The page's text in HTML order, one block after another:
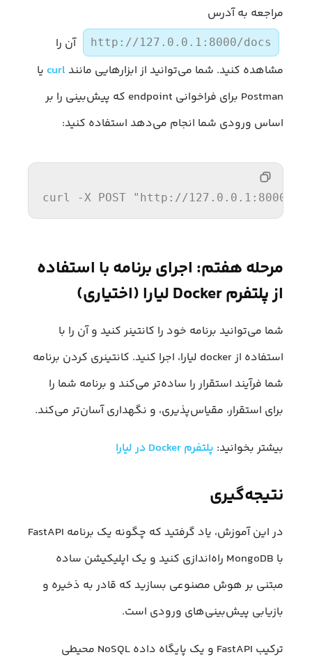
مراجعه به آدرس
http://127.0.0.1:8000/docs
آن را
مشاهده کنید. شما می‌توانید از ابزارهایی مانند curl یا
Postman برای فراخوانی endpoint که پیش‌بینی را بر
اساس ورودی شما انجام می‌دهد استفاده کنید:
curl -X POST "http://127.0.0.1:8000/
مرحله هفتم: اجرای برنامه با استفاده
از پلتفرم Docker لیارا (اختیاری)
شما می‌توانید برنامه خود را کانتینر کنید و آن را با
استفاده از docker لیارا، اجرا کنید. کانتینری کردن برنامه
شما فرآیند استقرار را ساده‌تر می‌کند و برنامه شما را
برای استقرار، مقیاس‌پذیری، و نگهداری آسان‌تر می‌کند.
بیشتر بخوانید: پلتفرم Docker در لیارا
نتیجه‌گیری
در این آموزش، یاد گرفتید که چگونه یک برنامه FastAPI
با MongoDB راه‌اندازی کنید و یک اپلیکیشن ساده
مبتنی بر هوش مصنوعی بسازید که قادر به ذخیره و
بازیابی پیش‌بینی‌های ورودی است.
ترکیب FastAPI و یک پایگاه داده NoSQL محیطی